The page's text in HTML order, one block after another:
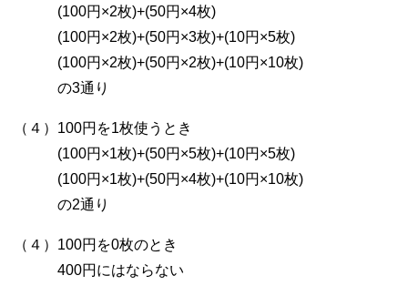
(100円×2枚)+(50円×4枚)
(100円×2枚)+(50円×3枚)+(10円×5枚)
(100円×2枚)+(50円×2枚)+(10円×10枚)
の3通り
（４）100円を1枚使うとき
(100円×1枚)+(50円×5枚)+(10円×5枚)
(100円×1枚)+(50円×4枚)+(10円×10枚)
の2通り
（４）100円を0枚のとき
400円にはならない